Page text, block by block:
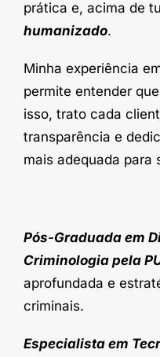
prática e, acima de
humanizado.
Minha experiência
permite entender
isso, trato cada
transparência e
mais adequada para
Pós-Graduada em
Criminologia pela
aprofundada e
criminais.
Especialista em